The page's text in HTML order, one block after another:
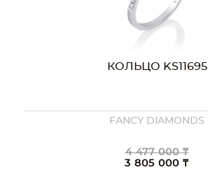
КОЛЬЦО KS11695
FANCY DIAMONDS
4 477 000 ₸
3 805 000 ₸